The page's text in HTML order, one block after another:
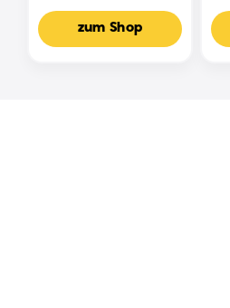
Lernspielzeug,
Mehrsprachige Version
zum Shop